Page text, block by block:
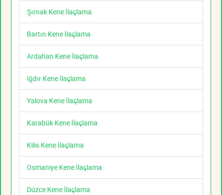
Şırnak Kene İlaçlama
Bartın Kene İlaçlama
Ardahan Kene İlaçlama
Iğdır Kene İlaçlama
Yalova Kene İlaçlama
Karabük Kene İlaçlama
Kilis Kene İlaçlama
Osmaniye Kene İlaçlama
Düzce Kene İlaçlama